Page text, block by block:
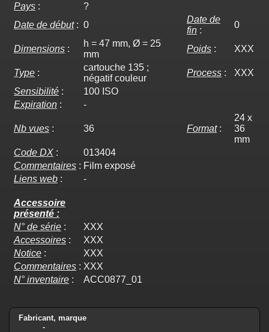
Pays :
?
Date de début: 0
Date de
fin :
0
Dimensions :
h = 47 mm, Ø = 25
mm
Poids : XXX
Type :
cartouche 135 ;
négatif couleur
Process :
XXX
Sensibilité :
100 ISO
Expiration : -
Nb vues : 36 Format:
24 x
36
mm
Code DX :
013404
Commentaires : Film exposé
Liens web : -
Accessoire
présenté :
N° de série :
XXX
Accessoires :
XXX
Notice :
XXX
Commentaires : XXX
N° inventaire : ACC0877_01
Fabricant, marque
-